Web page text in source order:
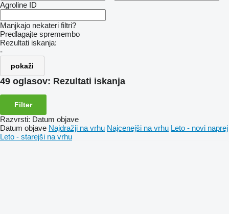
Agroline ID
Manjkajo nekateri filtri?
Predlagajte spremembo
Rezultati iskanja:
-
pokaži
49 oglasov: Rezultati iskanja
Filter
Razvrsti: Datum objave
Datum objave Najdražji na vrhu Najcenejši na vrhu Leto - novi naprej
Leto - starejši na vrhu